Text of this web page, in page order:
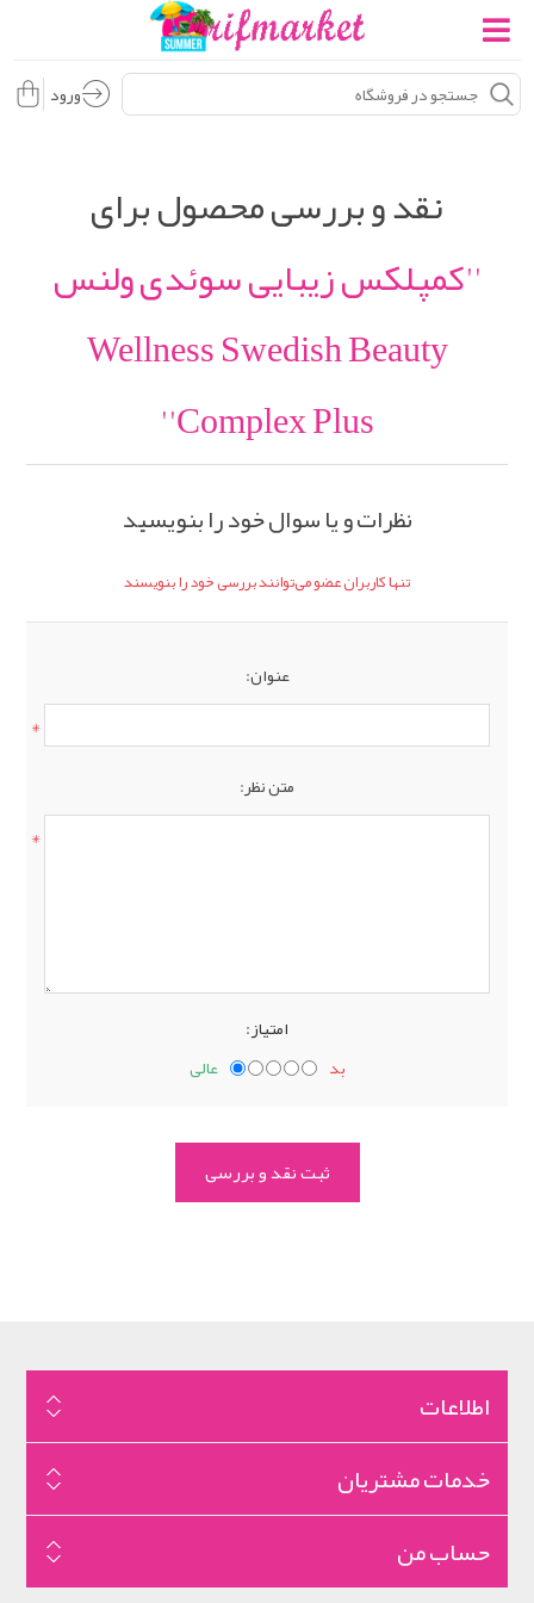
ورود
نقد و بررسی محصول برای
کمپلکس زیبایی سوئدی ولنس
Wellness Swedish Beauty
Complex Plus
نظرات و یا سوال خود را بنویسید
تنها کاربران عضو می‌توانند بررسی خود را بنویسند
عنوان:
*
متن نظر:
*
امتیاز:
بد
عالی
اطلاعات
خدمات مشتریان
حساب من